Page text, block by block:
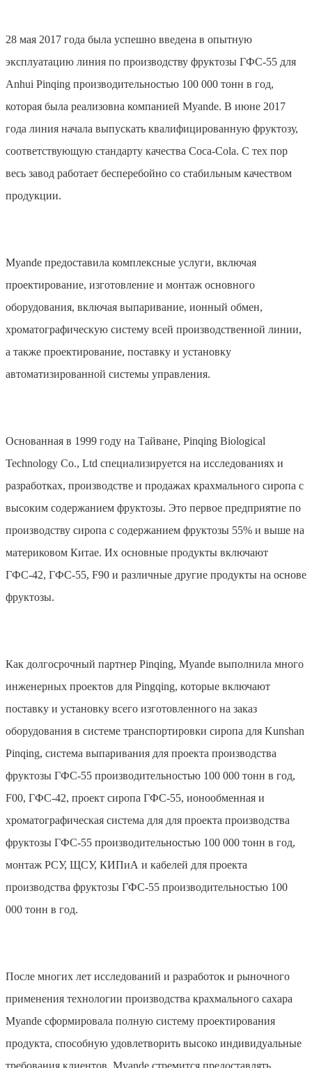
28 мая 2017 года была успешно введена в опытную
эксплуатацию линия по производству фруктозы ГФС-55 для
Anhui Pinqing производительностью 100 000 тонн в год,
которая была реализовна компанией Myande. В июне 2017
года линия начала выпускать квалифицированную фруктозу,
соответствующую стандарту качества Coca-Cola. С тех пор
весь завод работает бесперебойно со стабильным качеством
продукции.
Myande предоставила комплексные услуги, включая
проектирование, изготовление и монтаж основного
оборудования, включая выпаривание, ионный обмен,
хроматографическую систему всей производственной линии,
а также проектирование, поставку и установку
автоматизированной системы управления.
Основанная в 1999 году на Тайване, Pinqing Biological
Technology Co., Ltd специализируется на исследованиях и
разработках, производстве и продажах крахмального сиропа с
высоким содержанием фруктозы. Это первое предприятие по
производству сиропа с содержанием фруктозы 55% и выше на
материковом Китае. Их основные продукты включают
ГФС-42, ГФС-55, F90 и различные другие продукты на основе
фруктозы.
Как долгосрочный партнер Pinqing, Myande выполнила много
инженерных проектов для Pingqing, которые включают
поставку и установку всего изготовленного на заказ
оборудования в системе транспортировки сиропа для Kunshan
Pinqing, система выпаривания для проекта производства
фруктозы ГФС-55 производительностью 100 000 тонн в год,
F00, ГФС-42, проект сиропа ГФС-55, ионообменная и
хроматографическая система для для проекта производства
фруктозы ГФС-55 производительностью 100 000 тонн в год,
монтаж РСУ, ЩСУ, КИПиА и кабелей для проекта
производства фруктозы ГФС-55 производительностью 100
000 тонн в год.
После многих лет исследований и разработок и рыночного
применения технологии производства крахмального сахара
Myande сформировала полную систему проектирования
продукта, способную удовлетворить высоко индивидуальные